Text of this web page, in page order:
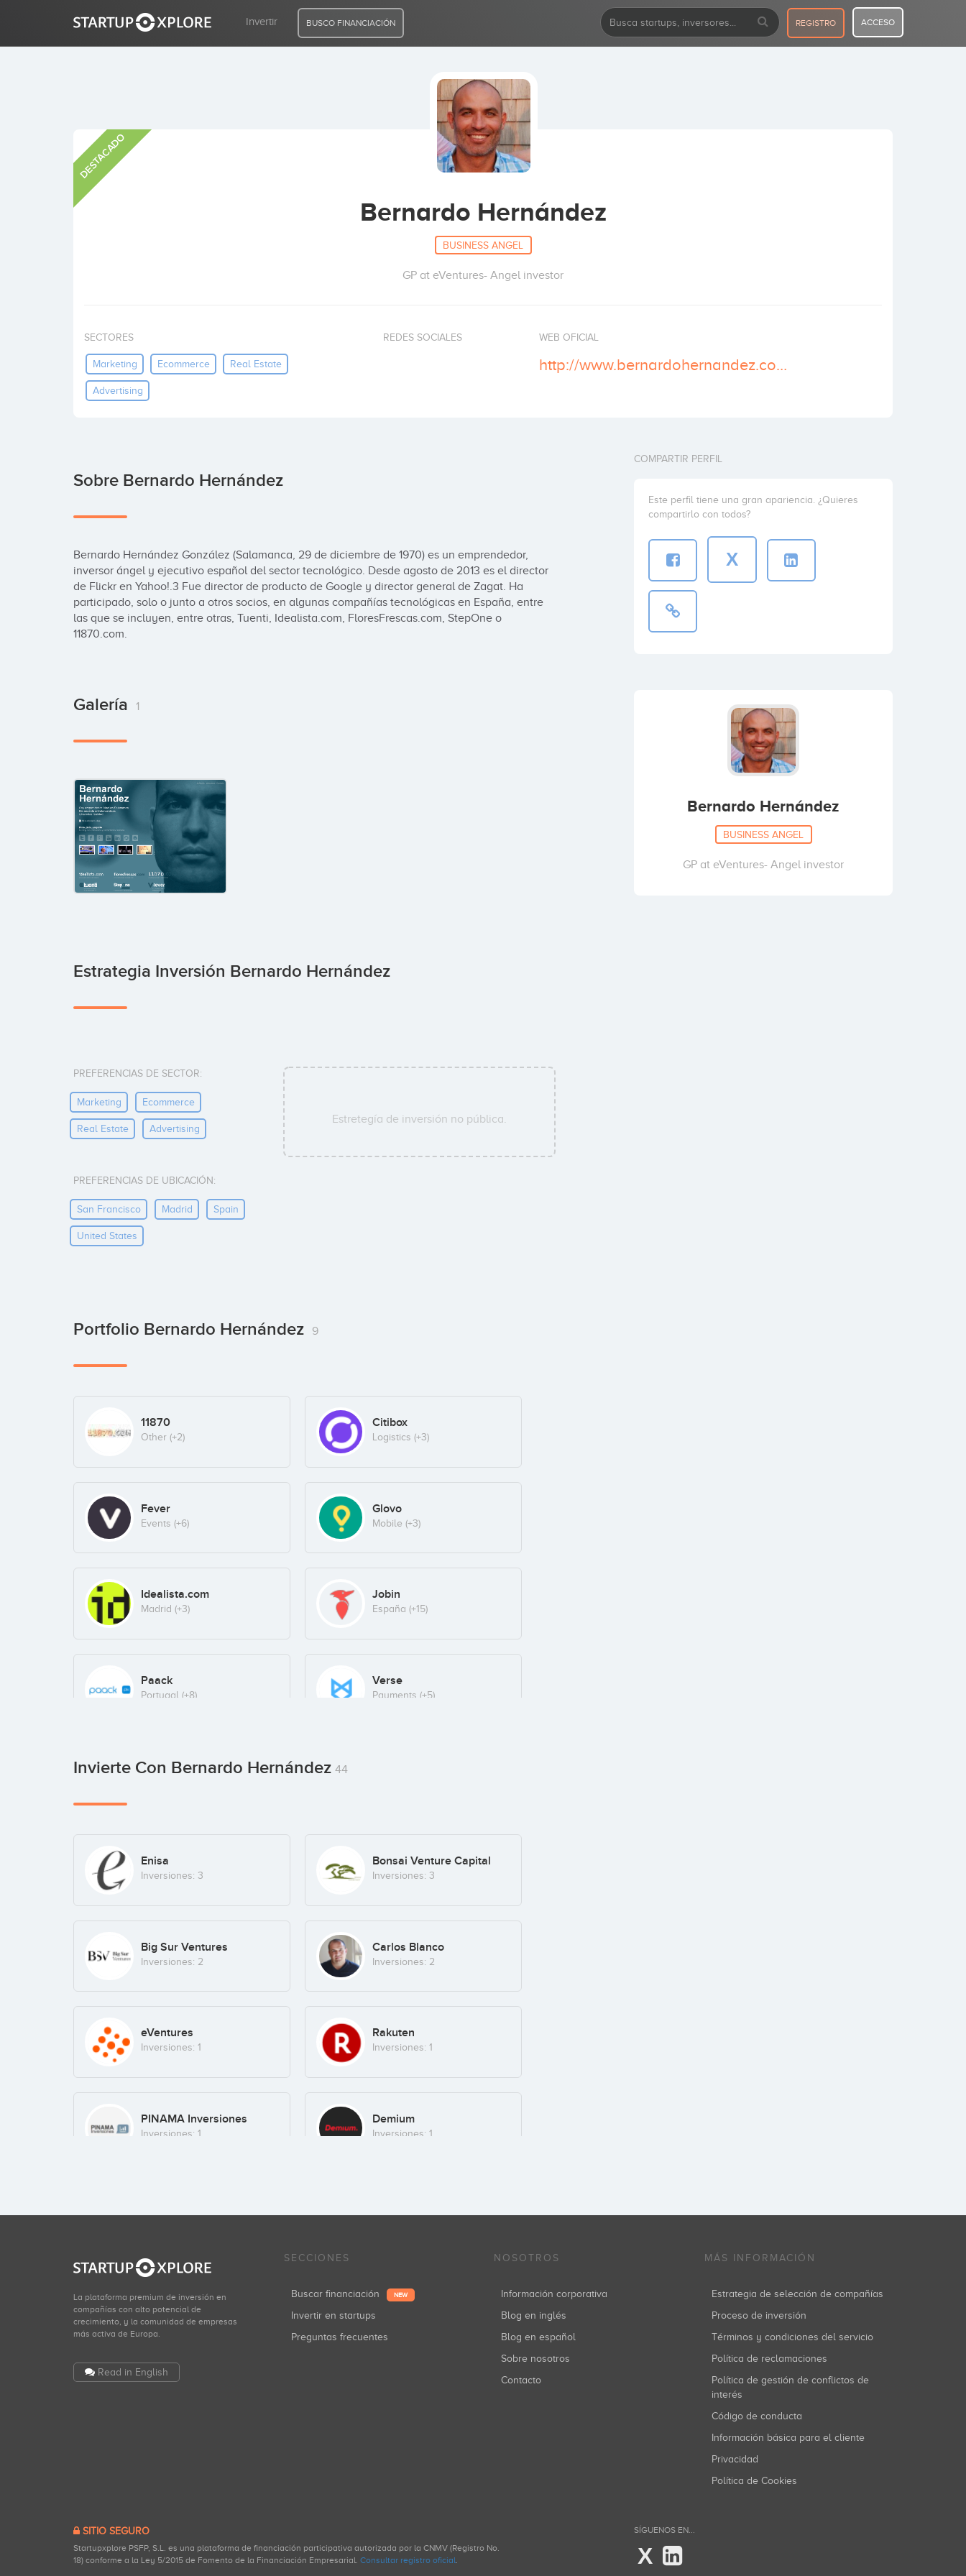
Invertir BUSCO FINANCIACIÓN REGISTRO ACCESO
DESTACADO
Bernardo Hernández
BUSINESS ANGEL
GP at eVentures- Angel investor
SECTORES
Marketing Ecommerce Real Estate
Advertising
REDES SOCIALES WEB OFICIAL
http://www.bernardohernandez.com/es/
Sobre Bernardo Hernández
Bernardo Hernández González (Salamanca, 29 de diciembre de 1970) es un emprendedor,
inversor ángel y ejecutivo español del sector tecnológico. Desde agosto de 2013 es el director
de Flickr en Yahoo!.3 Fue director de producto de Google y director general de Zagat. Ha
participado, solo o junto a otros socios, en algunas compañías tecnológicas en España, entre
las que se incluyen, entre otras, Tuenti, Idealista.com, FloresFrescas.com, StepOne o
11870.com.
Galería 1
Estrategia Inversión Bernardo Hernández
PREFERENCIAS DE SECTOR:
Marketing Ecommerce
Real Estate Advertising
PREFERENCIAS DE UBICACIÓN:
San Francisco Madrid Spain
United States
Estretegía de inversión no pública.
Portfolio Bernardo Hernández 9
11870
Other (+2)
Citibox
Logistics (+3)
Fever
Events (+6)
Glovo
Mobile (+3)
Idealista.com
Madrid (+3)
Jobin
España (+15)
Paack
Portugal (+8)
Verse
Payments (+5)
floresfrescas.com
Invierte Con Bernardo Hernández 44
Enisa
Inversiones: 3
Bonsai Venture Capital
Inversiones: 3
Big Sur Ventures
Inversiones: 2
Carlos Blanco
Inversiones: 2
eVentures
Inversiones: 1
Rakuten
Inversiones: 1
PINAMA Inversiones
Inversiones: 1
Demium
Inversiones: 1
Apax Partners
Inversiones: 1
Accel Partners
DFJ Tamir Fishman Ventures
Inversiones: 1
Spark Capital
Inversiones: 1
COMPARTIR PERFIL
Este perfil tiene una gran apariencia. ¿Quieres
compartirlo con todos?
X
Bernardo Hernández
BUSINESS ANGEL
GP at eVentures- Angel investor
La plataforma premium de inversión en
compañías con alto potencial de
crecimiento, y la comunidad de empresas
más activa de Europa.
Read in English
SECCIONES
Buscar financiación NEW
Invertir en startups
Preguntas frecuentes
NOSOTROS
Información corporativa
Blog en inglés
Blog en español
Sobre nosotros
Contacto
MÁS INFORMACIÓN
Estrategia de selección de compañías
Proceso de inversión
Términos y condiciones del servicio
Política de reclamaciones
Política de gestión de conflictos de
interés
Código de conducta
Información básica para el cliente
Privacidad
Política de Cookies
SITIO SEGURO
Startupxplore PSFP, S.L. es una plataforma de financiación participativa autorizada por la CNMV (Registro No.
18) conforme a la Ley 5/2015 de Fomento de la Financiación Empresarial. Consultar registro oficial.
SÍGUENOS EN...
X